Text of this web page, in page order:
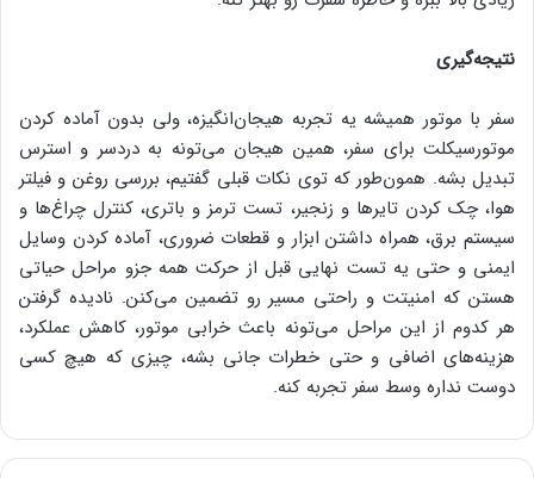
نتیجه‌گیری
سفر با موتور همیشه یه تجربه هیجان‌انگیزه، ولی بدون آماده کردن
موتورسیکلت برای سفر، همین هیجان می‌تونه به دردسر و استرس
تبدیل بشه. همون‌طور که توی نکات قبلی گفتیم، بررسی روغن و فیلتر
هوا، چک کردن تایرها و زنجیر، تست ترمز و باتری، کنترل چراغ‌ها و
سیستم برق، همراه داشتن ابزار و قطعات ضروری، آماده کردن وسایل
ایمنی و حتی یه تست نهایی قبل از حرکت همه جزو مراحل حیاتی
هستن که امنیتت و راحتی مسیر رو تضمین می‌کنن. نادیده گرفتن
هر کدوم از این مراحل می‌تونه باعث خرابی موتور، کاهش عملکرد،
هزینه‌های اضافی و حتی خطرات جانی بشه، چیزی که هیچ کسی
دوست نداره وسط سفر تجربه کنه.